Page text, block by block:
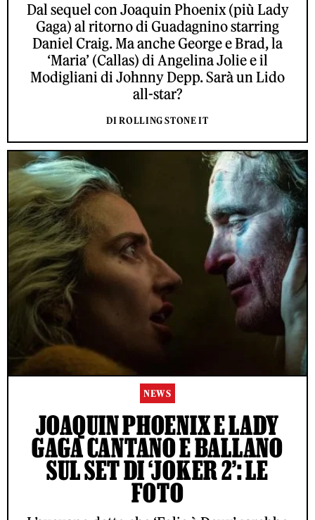
Dal sequel con Joaquin Phoenix (più Lady
Gaga) al ritorno di Guadagnino starring
Daniel Craig. Ma anche George e Brad, la
‘Maria’ (Callas) di Angelina Jolie e il
Modigliani di Johnny Depp. Sarà un Lido
all-star?
DI ROLLING STONE IT
NEWS
JOAQUIN PHOENIX E LADY
GAGA CANTANO E BALLANO
SUL SET DI ‘JOKER 2’: LE
FOTO